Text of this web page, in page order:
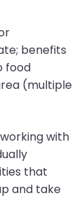
benefits
food
(multiple
working with
that
and take